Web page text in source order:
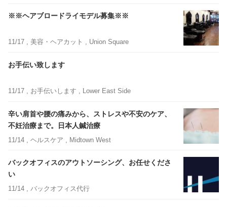
※※ヘアブロードライモデル募集※※
11/17 , 美容・ヘアカット , Union Square
お手伝い致します
11/17 , お手伝いします , Lower East Side
辛い肩首や腰の痛みから、ストレスや不安のケア、
不妊治療まで。日本人鍼治療
11/14 , ヘルスケア , Midtown West
バックオフィスのアウトソーシング、お任せくださ
い
11/14 , バックオフィス代行